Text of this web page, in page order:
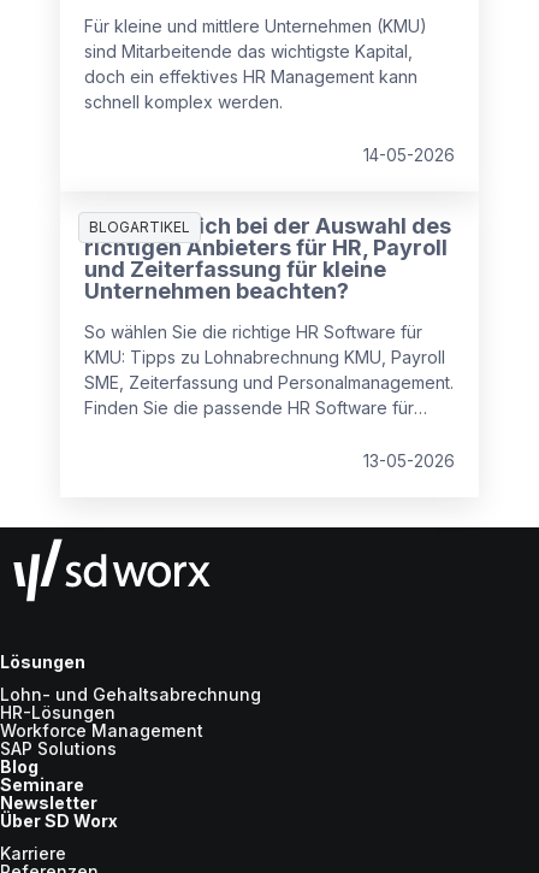
Für kleine und mittlere Unternehmen (KMU)
sind Mitarbeitende das wichtigste Kapital,
doch ein effektives HR Management kann
schnell komplex werden.
14-05-2026
BLOGARTIKEL
Was muss ich bei der Auswahl des
richtigen Anbieters für HR, Payroll
und Zeiterfassung für kleine
Unternehmen beachten?
So wählen Sie die richtige HR Software für
KMU: Tipps zu Lohnabrechnung KMU, Payroll
SME, Zeiterfassung und Personalmanagement.
Finden Sie die passende HR Software für
13-05-2026
Lösungen
Lohn- und Gehaltsabrechnung
HR-Lösungen
Workforce Management
SAP Solutions
Blog
Seminare
Newsletter
Über SD Worx
Karriere